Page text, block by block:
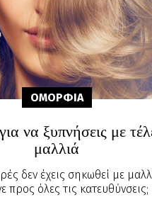
ΟΜΟΡΦΙA
να ξυπνήσεις με
μαλλιά
δεν έχεις σηκωθεί με
προς όλες τις κατευθύνσεις;